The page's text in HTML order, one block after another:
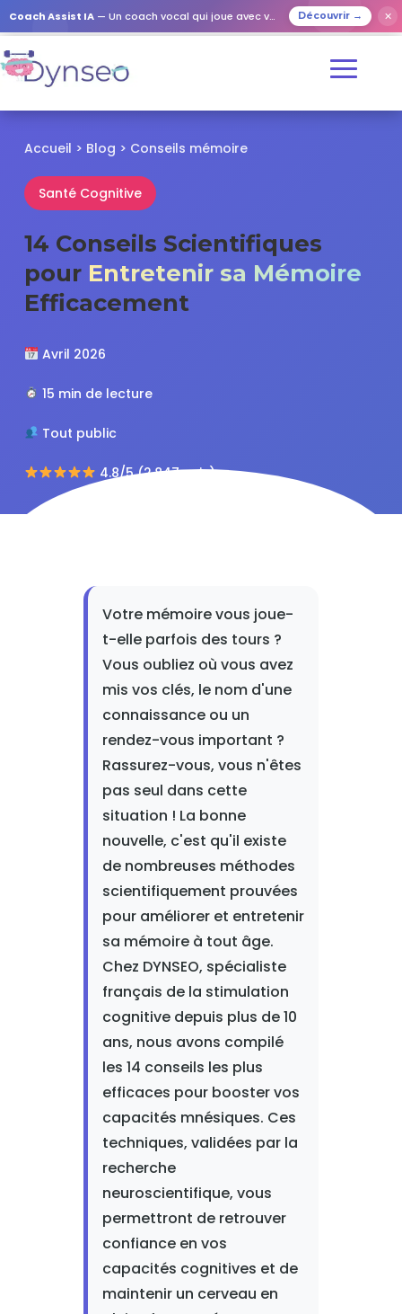
Coach Assist IA — Un coach vocal qui joue avec vos proches Découvrir → ✕
Accueil > Blog > Conseils mémoire
Santé Cognitive
14 Conseils Scientifiques
pour Entretenir sa Mémoire
Efficacement
Avril 2026
15 min de lecture
Tout public
4.8/5 (2,847 avis)
Votre mémoire vous joue-
t-elle parfois des tours ?
Vous oubliez où vous avez
mis vos clés, le nom d'une
connaissance ou un
rendez-vous important ?
Rassurez-vous, vous n'êtes
pas seul dans cette
situation ! La bonne
nouvelle, c'est qu'il existe
de nombreuses méthodes
scientifiquement prouvées
pour améliorer et entretenir
sa mémoire à tout âge.
Chez DYNSEO, spécialiste
français de la stimulation
cognitive depuis plus de 10
ans, nous avons compilé
les 14 conseils les plus
efficaces pour booster vos
capacités mnésiques. Ces
techniques, validées par la
recherche
neuroscientifique, vous
permettront de retrouver
confiance en vos
capacités cognitives et de
maintenir un cerveau en